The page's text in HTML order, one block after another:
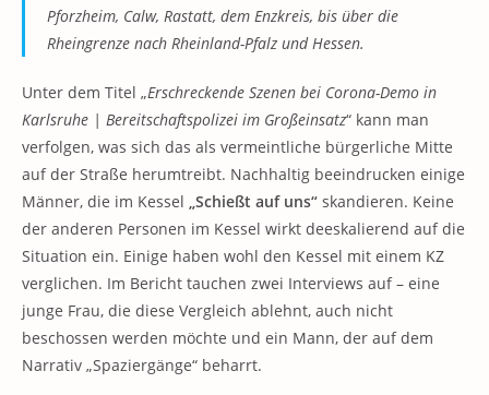
Pforzheim, Calw, Rastatt, dem Enzkreis, bis über die
Rheingrenze nach Rheinland-Pfalz und Hessen.
Unter dem Titel „Erschreckende Szenen bei Corona-Demo in
Karlsruhe | Bereitschaftspolizei im Großeinsatz“ kann man
verfolgen, was sich das als vermeintliche bürgerliche Mitte
auf der Straße herumtreibt. Nachhaltig beeindrucken einige
Männer, die im Kessel „Schießt auf uns“ skandieren. Keine
der anderen Personen im Kessel wirkt deeskalierend auf die
Situation ein. Einige haben wohl den Kessel mit einem KZ
verglichen. Im Bericht tauchen zwei Interviews auf – eine
junge Frau, die diese Vergleich ablehnt, auch nicht
beschossen werden möchte und ein Mann, der auf dem
Narrativ „Spaziergänge“ beharrt.